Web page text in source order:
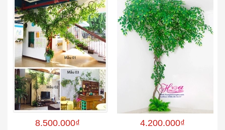
8.500.000₫ 4.200.000₫